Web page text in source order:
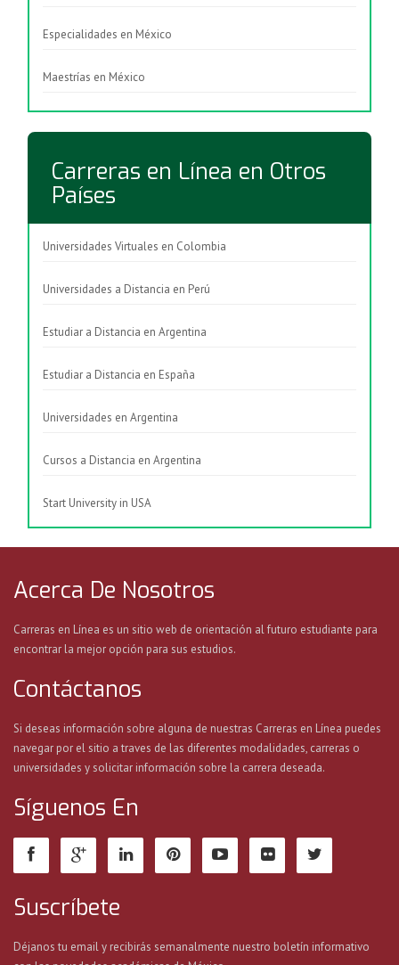
Especialidades en México
Maestrías en México
Carreras en Línea en Otros
Países
Universidades Virtuales en Colombia
Universidades a Distancia en Perú
Estudiar a Distancia en Argentina
Estudiar a Distancia en España
Universidades en Argentina
Cursos a Distancia en Argentina
Start University in USA
Acerca De Nosotros
Carreras en Línea es un sitio web de orientación al futuro estudiante para
encontrar la mejor opción para sus estudios.
Contáctanos
Si deseas información sobre alguna de nuestras Carreras en Línea puedes
navegar por el sitio a traves de las diferentes modalidades, carreras o
universidades y solicitar información sobre la carrera deseada.
Síguenos En
Suscríbete
Déjanos tu email y recibirás semanalmente nuestro boletín informativo